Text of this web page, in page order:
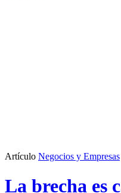
Artículo Negocios y Empresas
La brecha es